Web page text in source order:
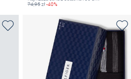
74,95zł-40%